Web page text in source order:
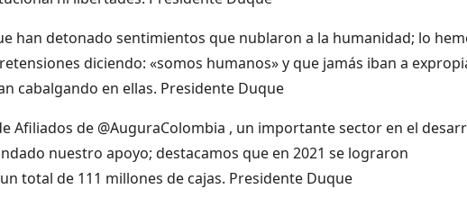
han detonado sentimientos que nublaron a la humanidad; lo
diciendo: «somos humanos» y que jamás iban a
cabalgando en ellas. Presidente Duque
Afiliados de @AuguraColombia , un importante sector en el
nuestro apoyo; destacamos que en 2021 se lograron
total de 111 millones de cajas. Presidente Duque